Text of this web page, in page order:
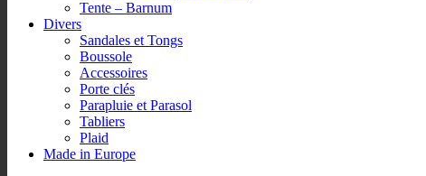
Tente – Barnum
Divers
Sandales et Tongs
Boussole
Accessoires
Porte clés
Parapluie et Parasol
Tabliers
Plaid
Made in Europe